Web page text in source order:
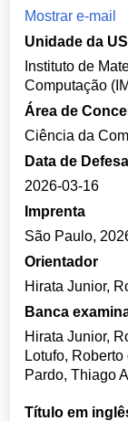
Mostrar e-mail
Unidade da
Instituto de
Computação
Área de
Ciência da
Data de Defesa
2026-03-16
Imprenta
São Paulo,
Orientador
Hirata Junior,
Banca
Hirata Junior,
Lotufo,
Pardo, Thiago
Título em